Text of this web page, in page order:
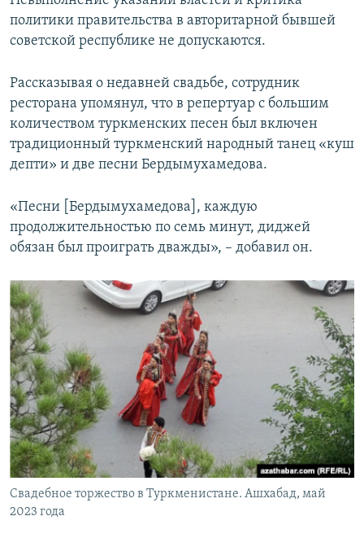
политики правительства в авторитарной бывшей
советской республике не допускаются.
Рассказывая о недавней свадьбе, сотрудник
ресторана упомянул, что в репертуар с большим
количеством туркменских песен был включен
традиционный туркменский народный танец «куш
депти» и две песни Бердымухамедова.
«Песни [Бердымухамедова], каждую
продолжительностью по семь минут, диджей
обязан был проиграть дважды», – добавил он.
Свадебное торжество в Туркменистане. Ашхабад, май
2023 года